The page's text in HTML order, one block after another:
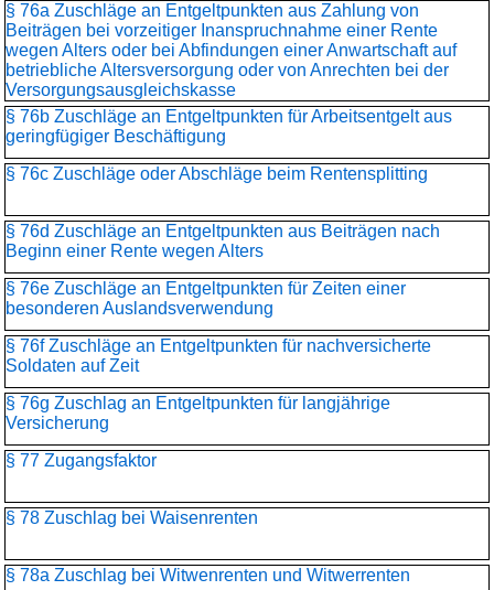
§ 76a Zuschläge an Entgeltpunkten aus Zahlung von
Beiträgen bei vorzeitiger Inanspruchnahme einer Rente
wegen Alters oder bei Abfindungen einer Anwartschaft auf
betriebliche Altersversorgung oder von Anrechten bei der
Versorgungsausgleichskasse
§ 76b Zuschläge an Entgeltpunkten für Arbeitsentgelt aus
geringfügiger Beschäftigung
§ 76c Zuschläge oder Abschläge beim Rentensplitting
§ 76d Zuschläge an Entgeltpunkten aus Beiträgen nach
Beginn einer Rente wegen Alters
§ 76e Zuschläge an Entgeltpunkten für Zeiten einer
besonderen Auslandsverwendung
§ 76f Zuschläge an Entgeltpunkten für nachversicherte
Soldaten auf Zeit
§ 76g Zuschlag an Entgeltpunkten für langjährige
Versicherung
§ 77 Zugangsfaktor
§ 78 Zuschlag bei Waisenrenten
§ 78a Zuschlag bei Witwenrenten und Witwerrenten